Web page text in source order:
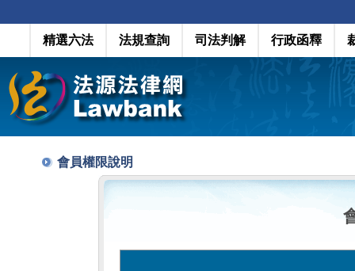
精選六法 法規查詢 司法判解 行政函釋
會員權限說明